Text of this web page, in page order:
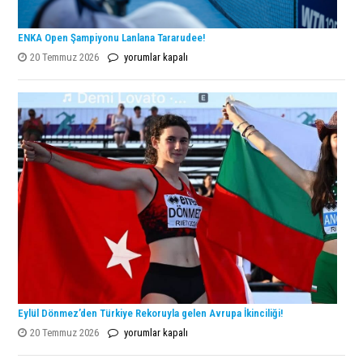
ENKA Open Şampiyonu Lanlana Tararudee!
20 Temmuz 2026
ENKA
Şampiyonu
Lanlana
Tararudee!
için
yorumlar kapalı
Eylül Dönmez’den Türkiye Rekoruyla gelen Avrupa İkinciliği!
20 Temmuz 2026
Eylül
yorumlar kapalı